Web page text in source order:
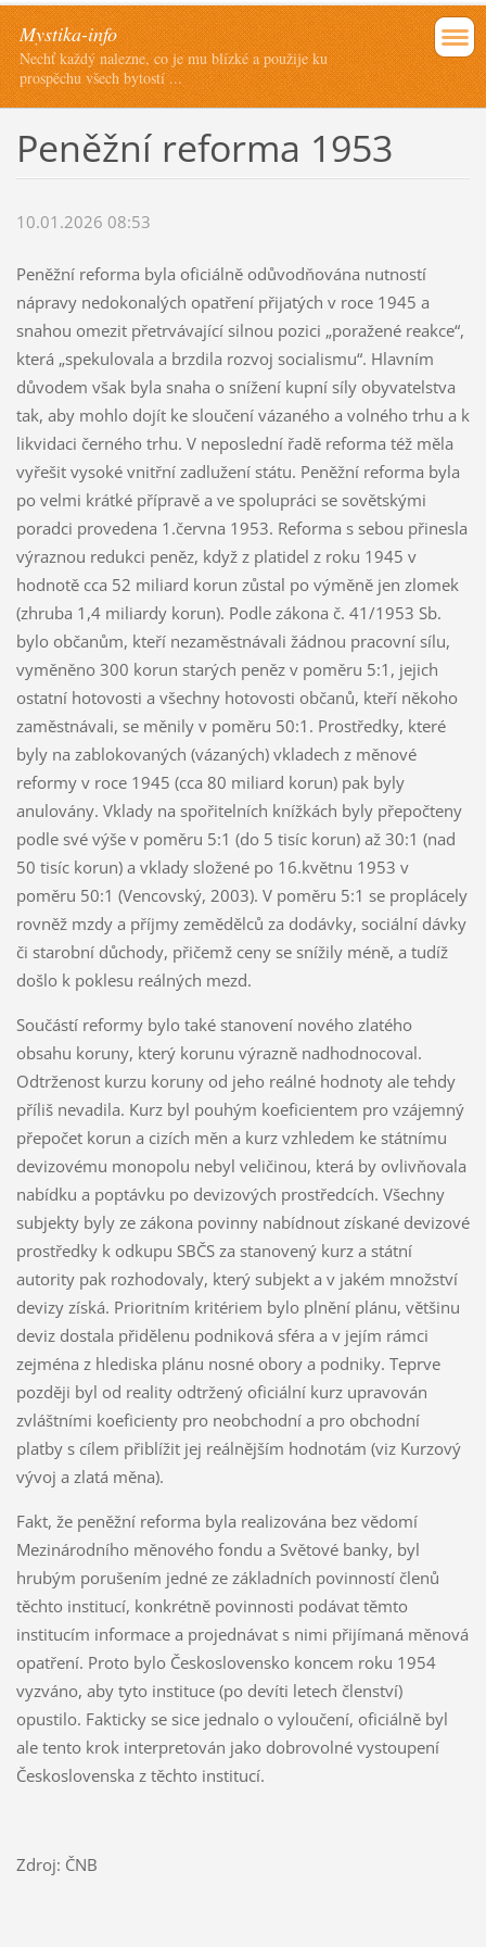
Mystika-info
Nechť každý nalezne, co je mu blízké a použije ku
prospěchu všech bytostí ...
Peněžní reforma 1953
10.01.2026 08:53
Peněžní reforma byla oficiálně odůvodňována nutností
nápravy nedokonalých opatření přijatých v roce 1945 a
snahou omezit přetrvávající silnou pozici „poražené reakce“,
která „spekulovala a brzdila rozvoj socialismu“. Hlavním
důvodem však byla snaha o snížení kupní síly obyvatelstva
tak, aby mohlo dojít ke sloučení vázaného a volného trhu a k
likvidaci černého trhu. V neposlední řadě reforma též měla
vyřešit vysoké vnitřní zadlužení státu. Peněžní reforma byla
po velmi krátké přípravě a ve spolupráci se sovětskými
poradci provedena 1.června 1953. Reforma s sebou přinesla
výraznou redukci peněz, když z platidel z roku 1945 v
hodnotě cca 52 miliard korun zůstal po výměně jen zlomek
(zhruba 1,4 miliardy korun). Podle zákona č. 41/1953 Sb.
bylo občanům, kteří nezaměstnávali žádnou pracovní sílu,
vyměněno 300 korun starých peněz v poměru 5:1, jejich
ostatní hotovosti a všechny hotovosti občanů, kteří někoho
zaměstnávali, se měnily v poměru 50:1. Prostředky, které
byly na zablokovaných (vázaných) vkladech z měnové
reformy v roce 1945 (cca 80 miliard korun) pak byly
anulovány. Vklady na spořitelních knížkách byly přepočteny
podle své výše v poměru 5:1 (do 5 tisíc korun) až 30:1 (nad
50 tisíc korun) a vklady složené po 16.květnu 1953 v
poměru 50:1 (Vencovský, 2003). V poměru 5:1 se proplácely
rovněž mzdy a příjmy zemědělců za dodávky, sociální dávky
či starobní důchody, přičemž ceny se snížily méně, a tudíž
došlo k poklesu reálných mezd.
Součástí reformy bylo také stanovení nového zlatého
obsahu koruny, který korunu výrazně nadhodnocoval.
Odtrženost kurzu koruny od jeho reálné hodnoty ale tehdy
příliš nevadila. Kurz byl pouhým koeficientem pro vzájemný
přepočet korun a cizích měn a kurz vzhledem ke státnímu
devizovému monopolu nebyl veličinou, která by ovlivňovala
nabídku a poptávku po devizových prostředcích. Všechny
subjekty byly ze zákona povinny nabídnout získané devizové
prostředky k odkupu SBČS za stanovený kurz a státní
autority pak rozhodovaly, který subjekt a v jakém množství
devizy získá. Prioritním kritériem bylo plnění plánu, většinu
deviz dostala přidělenu podniková sféra a v jejím rámci
zejména z hlediska plánu nosné obory a podniky. Teprve
později byl od reality odtržený oficiální kurz upravován
zvláštními koeficienty pro neobchodní a pro obchodní
platby s cílem přiblížit jej reálnějším hodnotám (viz Kurzový
vývoj a zlatá měna).
Fakt, že peněžní reforma byla realizována bez vědomí
Mezinárodního měnového fondu a Světové banky, byl
hrubým porušením jedné ze základních povinností členů
těchto institucí, konkrétně povinnosti podávat těmto
institucím informace a projednávat s nimi přijímaná měnová
opatření. Proto bylo Československo koncem roku 1954
vyzváno, aby tyto instituce (po devíti letech členství)
opustilo. Fakticky se sice jednalo o vyloučení, oficiálně byl
ale tento krok interpretován jako dobrovolné vystoupení
Československa z těchto institucí.
Zdroj: ČNB